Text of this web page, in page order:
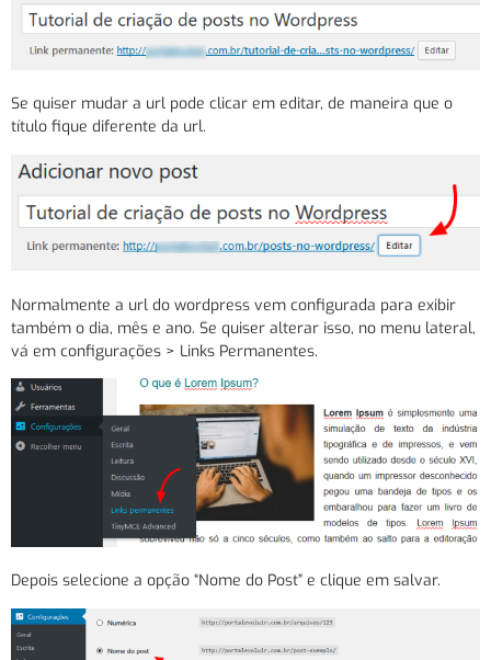
Se quiser mudar a url pode clicar em editar, de maneira que o
título fique diferente da url.
Normalmente a url do wordpress vem configurada para exibir
também o dia, mês e ano. Se quiser alterar isso, no menu lateral,
vá em configurações > Links Permanentes.
Depois selecione a opção “Nome do Post” e clique em salvar.